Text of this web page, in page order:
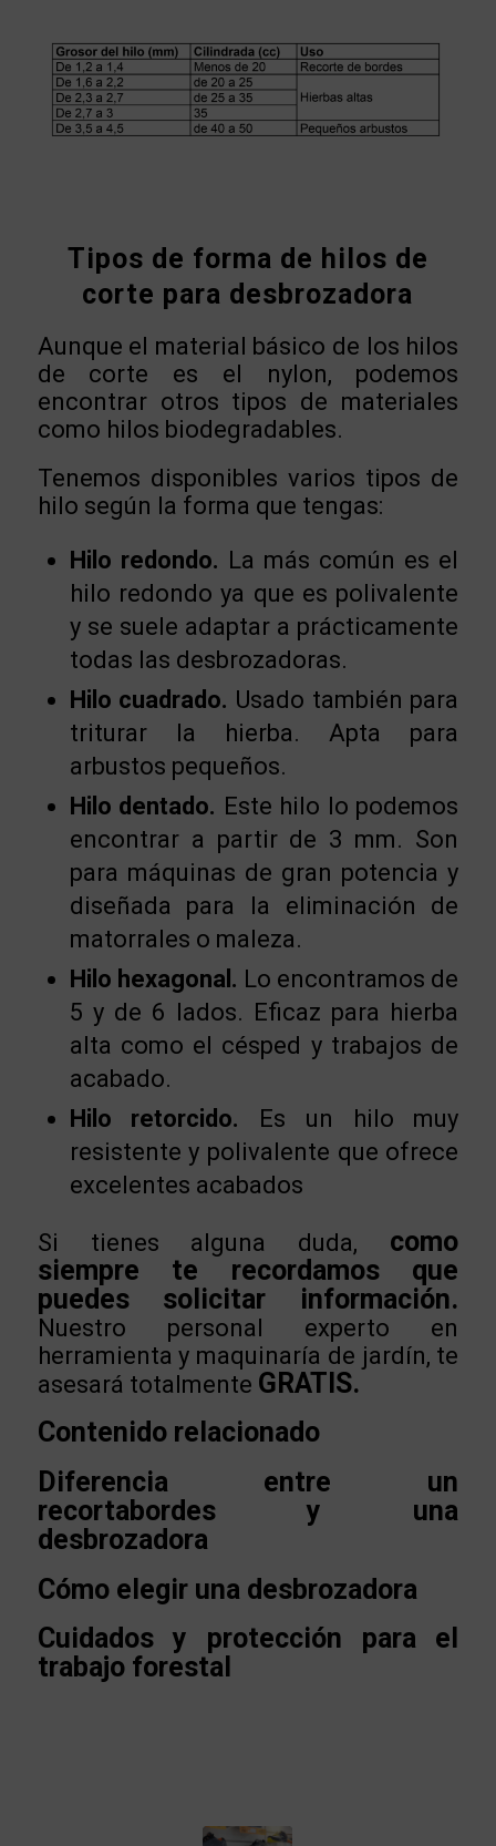
Tipos de forma de hilos de
corte para desbrozadora
Aunque el material básico de los hilos
de corte es el nylon, podemos
encontrar otros tipos de materiales
como hilos biodegradables.
Tenemos disponibles varios tipos de
hilo según la forma que tengas:
Hilo redondo. La más común es el
hilo redondo ya que es polivalente
y se suele adaptar a prácticamente
todas las desbrozadoras.
Hilo cuadrado. Usado también para
triturar la hierba. Apta para
arbustos pequeños.
Hilo dentado. Este hilo lo podemos
encontrar a partir de 3 mm. Son
para máquinas de gran potencia y
diseñada para la eliminación de
matorrales o maleza.
Hilo hexagonal. Lo encontramos de
5 y de 6 lados. Eficaz para hierba
alta como el césped y trabajos de
acabado.
Hilo retorcido. Es un hilo muy
resistente y polivalente que ofrece
excelentes acabados
Si tienes alguna duda, como
siempre te recordamos que
puedes solicitar información.
Nuestro personal experto en
herramienta y maquinaría de jardín, te
asesará totalmente GRATIS.
Contenido relacionado
Diferencia entre un
recortabordes y una
desbrozadora
Cómo elegir una desbrozadora
Cuidados y protección para el
trabajo forestal